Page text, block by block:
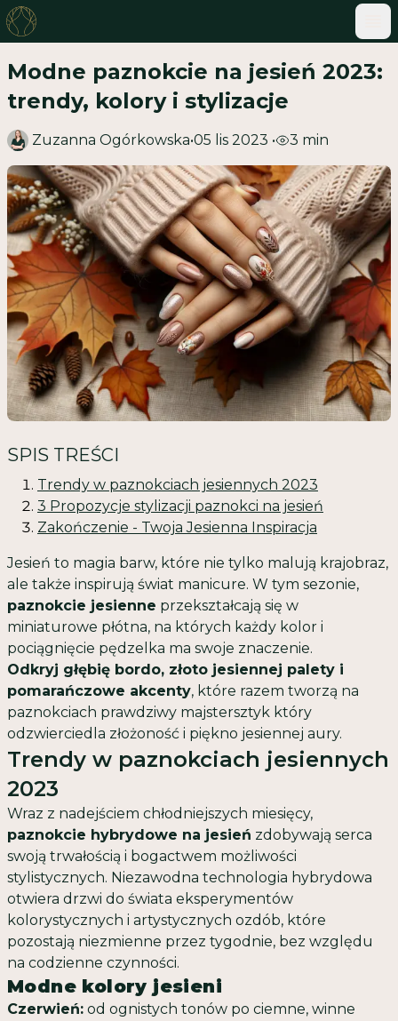
Modne paznokcie na jesień 2023:
trendy, kolory i stylizacje
Zuzanna Ogórkowska•05 lis 2023 • 3 min
SPIS TREŚCI
Trendy w paznokciach jesiennych 2023
3 Propozycje stylizacji paznokci na jesień
Zakończenie - Twoja Jesienna Inspiracja
Jesień to magia barw, które nie tylko malują krajobraz,
ale także inspirują świat manicure. W tym sezonie,
paznokcie jesienne przekształcają się w
miniaturowe płótna, na których każdy kolor i
pociągnięcie pędzelka ma swoje znaczenie.
Odkryj głębię bordo, złoto jesiennej palety i
pomarańczowe akcenty, które razem tworzą na
paznokciach prawdziwy majstersztyk który
odzwierciedla złożoność i piękno jesiennej aury.
Trendy w paznokciach jesiennych
2023
Wraz z nadejściem chłodniejszych miesięcy,
paznokcie hybrydowe na jesień zdobywają serca
swoją trwałością i bogactwem możliwości
stylistycznych. Niezawodna technologia hybrydowa
otwiera drzwi do świata eksperymentów
kolorystycznych i artystycznych ozdób, które
pozostają niezmienne przez tygodnie, bez względu
na codzienne czynności.
Modne kolory jesieni
Czerwień: od ognistych tonów po ciemne, winne